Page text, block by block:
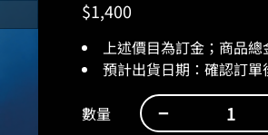
$1,400
上述價目為訂金；商品總
預計出貨日期：確認訂單
Channel.75：
數量 −